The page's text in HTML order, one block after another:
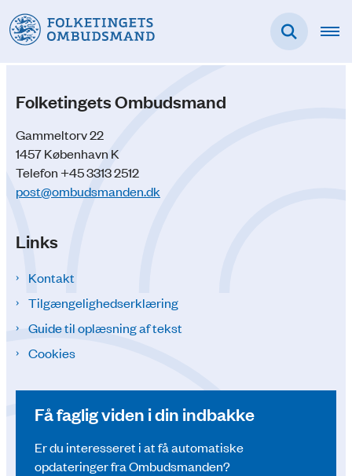
Folketingets Ombudsmand
Gammeltorv 22
1457 København K
Telefon +45 3313 2512
post@ombudsmanden.dk
Links
Kontakt
Tilgængelighedserklæring
Guide til oplæsning af tekst
Cookies
Få faglig viden i din indbakke
Er du interesseret i at få automatiske
opdateringer fra Ombudsmanden?